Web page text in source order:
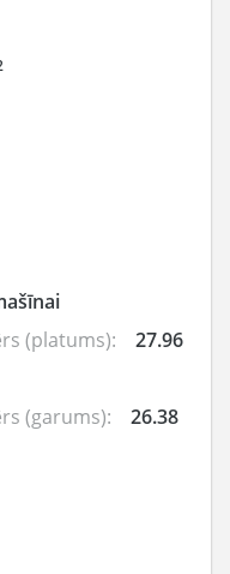
(platums):
27.96
(garums):
26.38